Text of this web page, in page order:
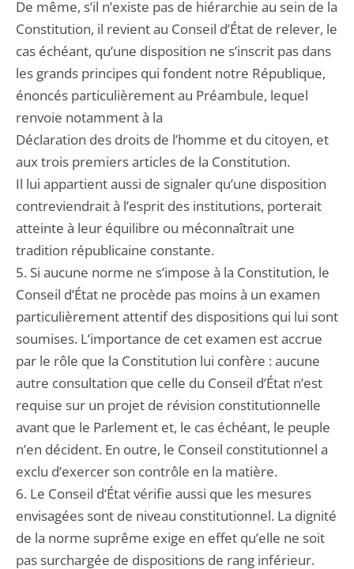
De même, s’il n’existe pas de hiérarchie au sein de la
Constitution, il revient au Conseil d’État de relever, le
cas échéant, qu’une disposition ne s’inscrit pas dans
les grands principes qui fondent notre République,
énoncés particulièrement au Préambule, lequel
renvoie notamment à la
Déclaration des droits de l’homme et du citoyen, et
aux trois premiers articles de la Constitution.
Il lui appartient aussi de signaler qu’une disposition
contreviendrait à l’esprit des institutions, porterait
atteinte à leur équilibre ou méconnaîtrait une
tradition républicaine constante.
5. Si aucune norme ne s’impose à la Constitution, le
Conseil d’État ne procède pas moins à un examen
particulièrement attentif des dispositions qui lui sont
soumises. L’importance de cet examen est accrue
par le rôle que la Constitution lui confère : aucune
autre consultation que celle du Conseil d’État n’est
requise sur un projet de révision constitutionnelle
avant que le Parlement et, le cas échéant, le peuple
n’en décident. En outre, le Conseil constitutionnel a
exclu d’exercer son contrôle en la matière.
6. Le Conseil d’État vérifie aussi que les mesures
envisagées sont de niveau constitutionnel. La dignité
de la norme suprême exige en effet qu’elle ne soit
pas surchargée de dispositions de rang inférieur.